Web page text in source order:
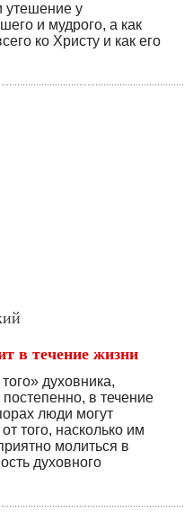
утешение у
и мудрого, а как
ко Христу и как его
в течение жизни
духовника,
в течение
люди могут
того, насколько им
молиться в
духовного